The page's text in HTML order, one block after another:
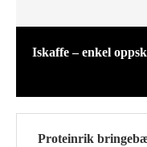
Iskaffe – enkel
Proteinrik